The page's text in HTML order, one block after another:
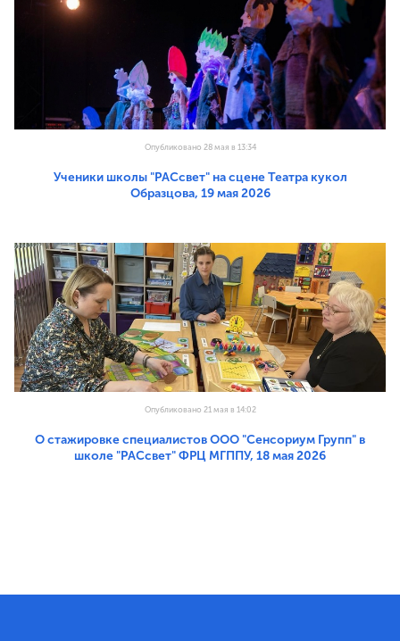
Опубликовано 28 мая в 13:34
Ученики школы "РАСсвет" на сцене Театра кукол
Образцова, 19 мая 2026
Опубликовано 21 мая в 14:02
О стажировке специалистов ООО "Сенсориум Групп" в
школе "РАСсвет" ФРЦ МГППУ, 18 мая 2026